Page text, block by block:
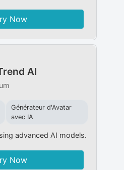
Now
AI
Générateur d'Avatar
avec IA
advanced AI models.
Now